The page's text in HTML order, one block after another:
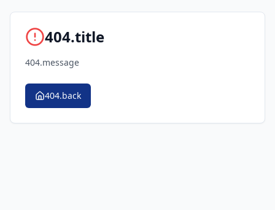
404.title
404.message
404.back